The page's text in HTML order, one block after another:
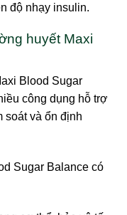
độ nhạy insulin.
huyết Maxi
Blood Sugar
công dụng hỗ trợ
soát và ổn định